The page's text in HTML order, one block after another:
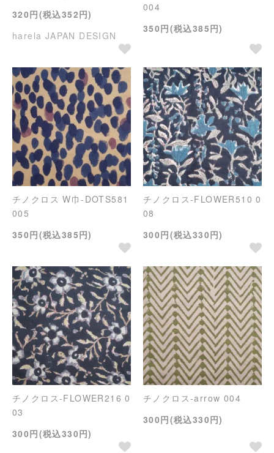
320円(税込352円)
harela JAPAN DESIGN
004
350円(税込385円)
チノクロス W巾-DOTS581
005
350円(税込385円)
チノクロス-FLOWER510 0
08
300円(税込330円)
チノクロス-FLOWER216 0
03
300円(税込330円)
チノクロス-arrow 004
300円(税込330円)